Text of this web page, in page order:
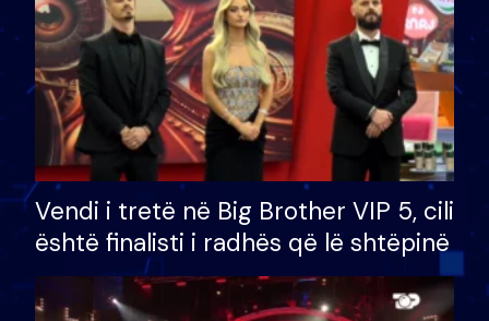
Vendi i tretë në Big Brother VIP 5, cili
është finalisti i radhës që lë shtëpinë